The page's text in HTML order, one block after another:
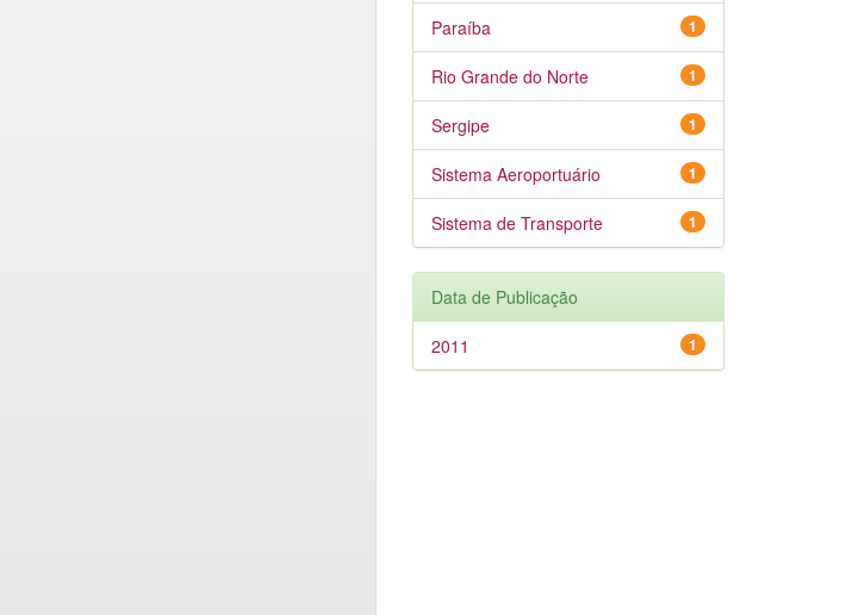
1
Paraíba
1
Rio Grande do Norte
1
Sergipe
1
Sistema Aeroportuário
1
Sistema de Transporte
Data de Publicação
1
2011